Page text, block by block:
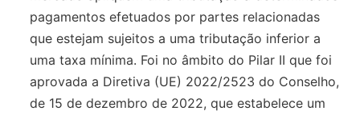
pagamentos efetuados por partes relacionadas
que estejam sujeitos a uma tributação inferior a
uma taxa mínima. Foi no âmbito do Pilar II que foi
aprovada a Diretiva (UE) 2022/2523 do Conselho,
de 15 de dezembro de 2022, que estabelece um